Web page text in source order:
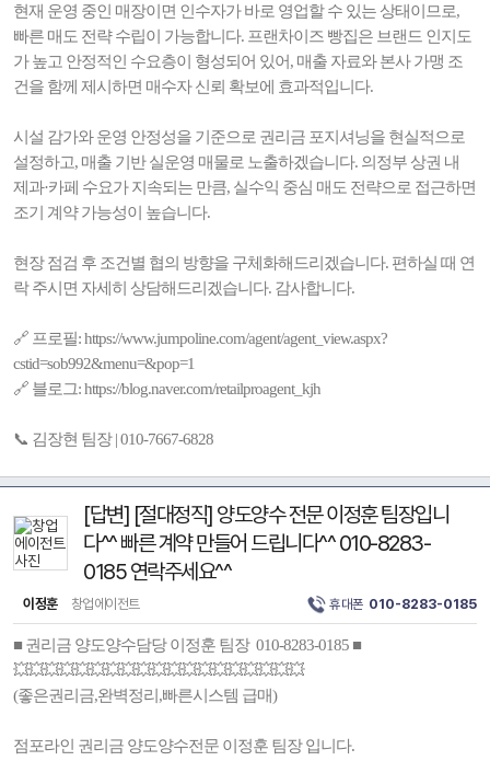
현재 운영 중인 매장이면 인수자가 바로 영업할 수 있는 상태이므로,
빠른 매도 전략 수립이 가능합니다. 프랜차이즈 빵집은 브랜드 인지도
가 높고 안정적인 수요층이 형성되어 있어, 매출 자료와 본사 가맹 조
건을 함께 제시하면 매수자 신뢰 확보에 효과적입니다.
시설 감가와 운영 안정성을 기준으로 권리금 포지셔닝을 현실적으로
설정하고, 매출 기반 실운영 매물로 노출하겠습니다. 의정부 상권 내
제과·카페 수요가 지속되는 만큼, 실수익 중심 매도 전략으로 접근하면
조기 계약 가능성이 높습니다.
현장 점검 후 조건별 협의 방향을 구체화해드리겠습니다. 편하실 때 연
락 주시면 자세히 상담해드리겠습니다. 감사합니다.
🔗 프로필: https://www.jumpoline.com/agent/agent_view.aspx?
cstid=sob992&menu=&pop=1
🔗 블로그: https://blog.naver.com/retailproagent_kjh
📞 김장현 팀장 | 010-7667-6828
[답변] [절대정직] 양도양수 전문 이정훈 팀장입니
다^^ 빠른 계약 만들어 드립니다^^ 010-8283-
0185 연락주세요^^
이정훈 창업에이전트 휴대폰 010-8283-0185
■ 권리금 양도양수담당 이정훈 팀장 010-8283-0185 ■
💥💥💥💥💥💥💥💥💥💥💥💥💥💥💥💥💥💥💥
(좋은권리금,완벽정리,빠른시스템 급매)
점포라인 권리금 양도양수전문 이정훈 팀장 입니다.